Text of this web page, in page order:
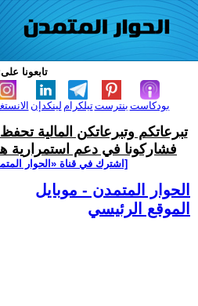
تابعونا
لينكدإن تيلكرامبنترست بودكاست
تبرعاتكم وتبرعاتكن المالية
فشاركونا في دعم استمرارية
[اشترك في قناة ‫«الحوار
الحوار المتمدن - موبايل
الموقع الرئيسي